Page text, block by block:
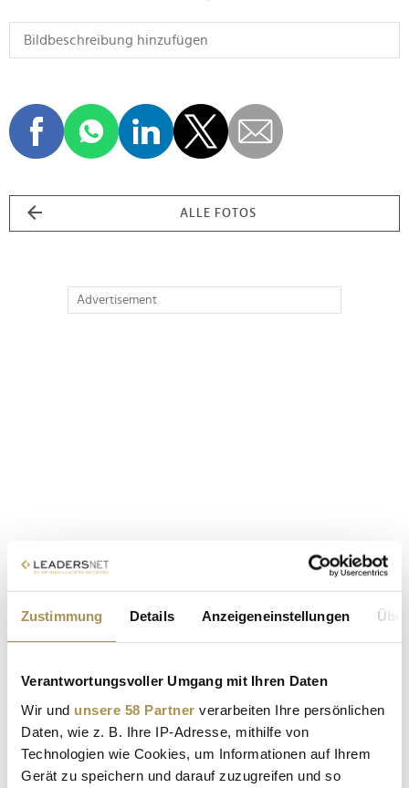
Zustimmung Details Anzeigeneinstellungen
Verantwortungsvoller Umgang mit Ihren Daten
Wir und unsere 58 Partner verarbeiten Ihre persönlichen
Daten, wie z. B. Ihre IP-Adresse, mithilfe von
Technologien wie Cookies, um Informationen auf Ihrem
Gerät zu speichern und darauf zuzugreifen und so
ALLE FOTOS
Advertisement